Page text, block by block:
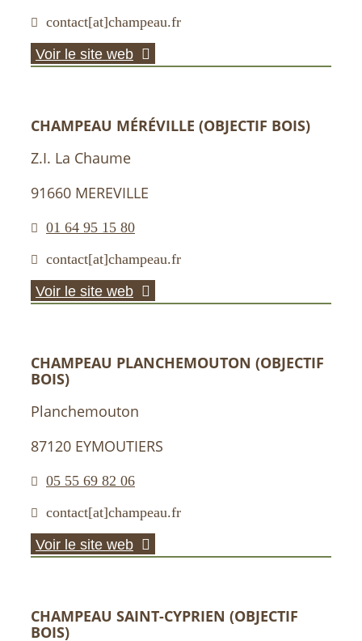
contact[at]champeau.fr
Voir le site web
CHAMPEAU MÉRÉVILLE (OBJECTIF BOIS)
Z.I. La Chaume
91660 MEREVILLE
01 64 95 15 80
contact[at]champeau.fr
Voir le site web
CHAMPEAU PLANCHEMOUTON (OBJECTIF
BOIS)
Planchemouton
87120 EYMOUTIERS
05 55 69 82 06
contact[at]champeau.fr
Voir le site web
CHAMPEAU SAINT-CYPRIEN (OBJECTIF
BOIS)